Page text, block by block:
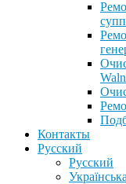
Контакты
Русский
Русский
Українська